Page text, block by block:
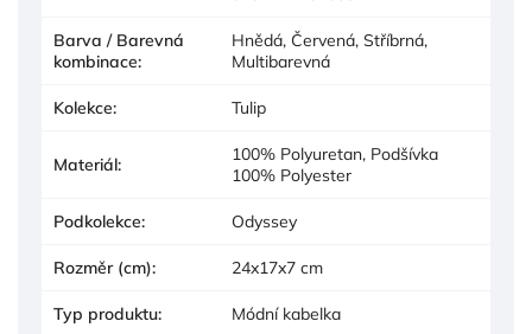
Barva / Barevná
kombinace:
Hnědá, Červená, Stříbrná,
Multibarevná
Kolekce: Tulip
Materiál:
100% Polyuretan, Podšívka
100% Polyester
Podkolekce: Odyssey
Rozměr (cm): 24x17x7 cm
Typ produktu: Módní kabelka